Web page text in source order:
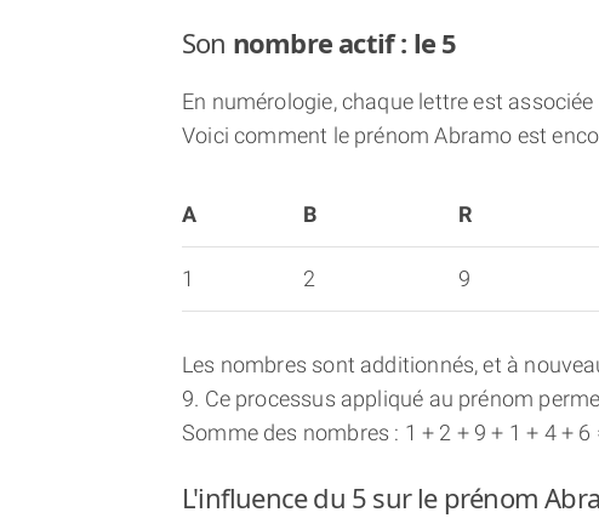
Son nombre actif : le 5
En numérologie, chaque lettre est
Voici comment le prénom Abramo est
A B R
1 2 9
Les nombres sont additionnés, et à
9. Ce processus appliqué au prénom
Somme des nombres : 1 + 2 + 9 + 1 + 4 + 6
L'influence du 5 sur le prénom